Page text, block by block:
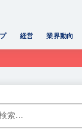
経営 業界動向